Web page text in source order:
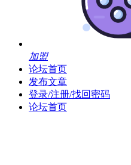
加盟
论坛首页
发布文章
登录/注册/找回密码
论坛首页